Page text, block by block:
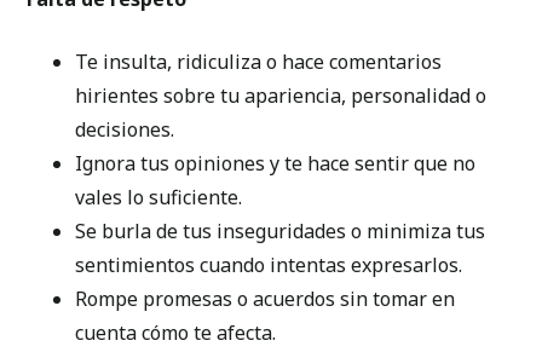
Te insulta, ridiculiza o hace comentarios
hirientes sobre tu apariencia, personalidad o
decisiones.
Ignora tus opiniones y te hace sentir que no
vales lo suficiente.
Se burla de tus inseguridades o minimiza tus
sentimientos cuando intentas expresarlos.
Rompe promesas o acuerdos sin tomar en
cuenta cómo te afecta.